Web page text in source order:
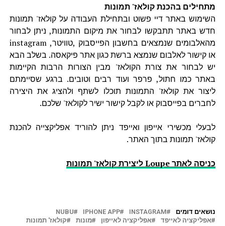
מתחילים בהכנת קולאז' תמונות
השימוש באתר דיי פשוט ובתחילת העבודה על קולאז' תמונות
חדש באתר תתבקשו לבחור את מיקום התמונות, ניתן לבחור
מהאלבומים שנמצאים בחשבון הפייסבוק ,טוויטר, instagram
או קישור לאלבום שנמצא ברשת כגון אתר פיקאסה. בשלב הבא
יש לבחור את צורת הקולאז' מבין הצורות הרבות הקיימות
באתר כמו חתול, פרפר ועוד רבים וטובים. ברגע שסיימתם
ליצור את קולאז' התמונות תוכלו לשתף ולהציג את היצירה
לחברים בפייסבוק או לקבל קישור ישיר לקולאז' שלכם.
לבעלי מכשירי אייפון ואייפד ניתן להוריד אפליקצייה להכנת
קולאז' תמונות בתוך האתר.
כניסה לאתר Loupe ליצירת קולאז' תמונות
נושאים דומים INSTAGRAM
IPHONE APP
NUBU
אפליקציה לאייפד
אפליקציה לאייפון מונות קולאז' תמונות